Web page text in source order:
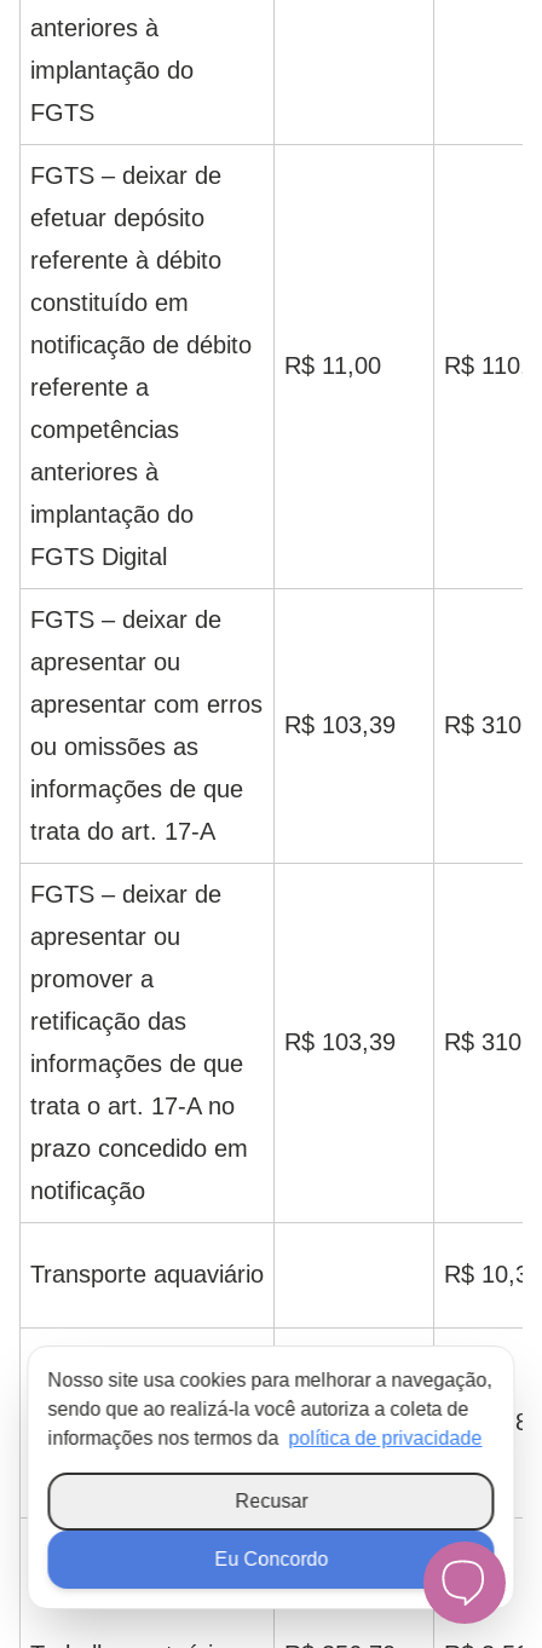
Nosso site usa cookies para melhorar a navegação,
sendo que ao realizá-la você autoriza a coleta de
informações nos termos da política de privacidade
Recusar
Eu Concordo
anteriores à
implantação do
FGTS
FGTS – deixar de
efetuar depósito
referente à débito
constituído em
notificação de débito
referente a
competências
anteriores à
implantação do
FGTS Digital
R$ 11,00 R$
FGTS – deixar de
apresentar ou
apresentar com erros
ou omissões as
informações de que
trata do art. 17-A
R$ 103,39 R$
FGTS – deixar de
apresentar ou
promover a
retificação das
informações de que
trata o art. 17-A no
prazo concedido em
notificação
R$ 103,39 R$
Transporte aquaviário R$ 10,34
Trabalho portuário R$ 178,87 R$